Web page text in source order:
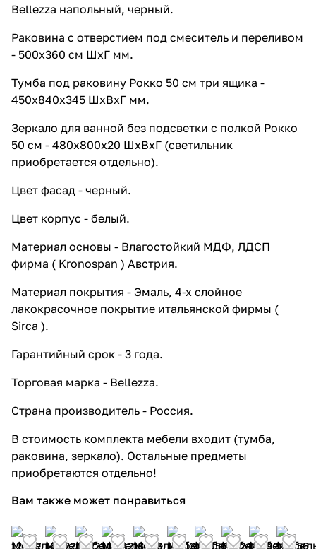
Bellezza напольный, черный.
Раковина с отверстием под смеситель и переливом
- 500х360 см ШхГ мм.
Тумба под раковину Рокко 50 см три ящика -
450х840х345 ШхВхГ мм.
Зеркало для ванной без подсветки с полкой Рокко
50 см - 480х800х20 ШхВхГ (светильник
приобретается отдельно).
Цвет фасад - черный.
Цвет корпус - белый.
Материал основы - Влагостойкий МДФ, ЛДСП
фирма ( Kronospan ) Австрия.
Материал покрытия - Эмаль, 4-х слойное
лакокрасочное покрытие итальянской фирмы (
Sirca ).
Гарантийный срок - 3 года.
Торговая марка - Bellezza.
Страна производитель - Россия.
В стоимость комплекта мебели входит (тумба,
раковина, зеркало). Остальные предметы
приобретаются отдельно!
Вам также может понравиться
12 227 16 72214 72310 24213 713 17 11314 85617 52411 79219 656